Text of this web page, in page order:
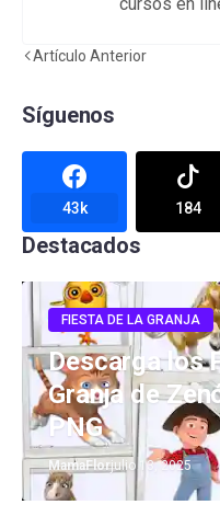
Artículo Anterior
Síguenos
43k 184
Destacados
FIESTA DE LA GRANJA
Descarga los
Granja de
PNG
MamaFlorjulio 13, 2025